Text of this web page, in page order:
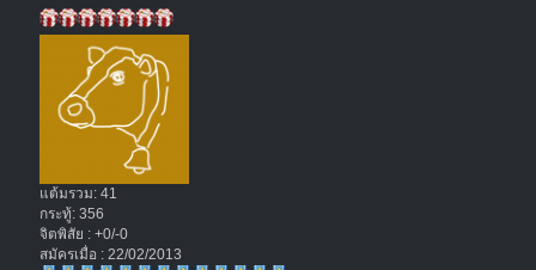
แต้มรวม: 41
กระทู้: 356
จิตพิสัย : +0/-0
สมัครเมื่อ : 22/02/2013